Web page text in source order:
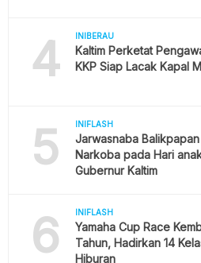
4 INIBERAU
Kaltim Perketat
KKP Siap Lacak Kapal
5 INIFLASH
Jarwasnaba
Narkoba pada Hari
Gubernur Kaltim
6 INIFLASH
Yamaha Cup Race
Tahun, Hadirkan 14
Hiburan